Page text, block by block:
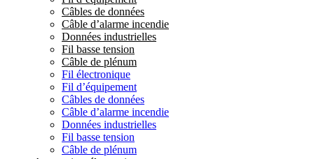
Câbles de données
Câble d’alarme incendie
Données industrielles
Fil basse tension
Câble de plénum
Fil électronique
Fil d’équipement
Câbles de données
Câble d’alarme incendie
Données industrielles
Fil basse tension
Câble de plénum